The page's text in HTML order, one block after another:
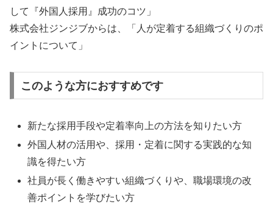
して『外国人採用』成功のコツ」
株式会社ジンジブからは、「人が定着する組織づくりのポ
イントについて」
このような方におすすめです
新たな採用手段や定着率向上の方法を知りたい方
外国人材の活用や、採用・定着に関する実践的な知
識を得たい方
社員が長く働きやすい組織づくりや、職場環境の改
善ポイントを学びたい方